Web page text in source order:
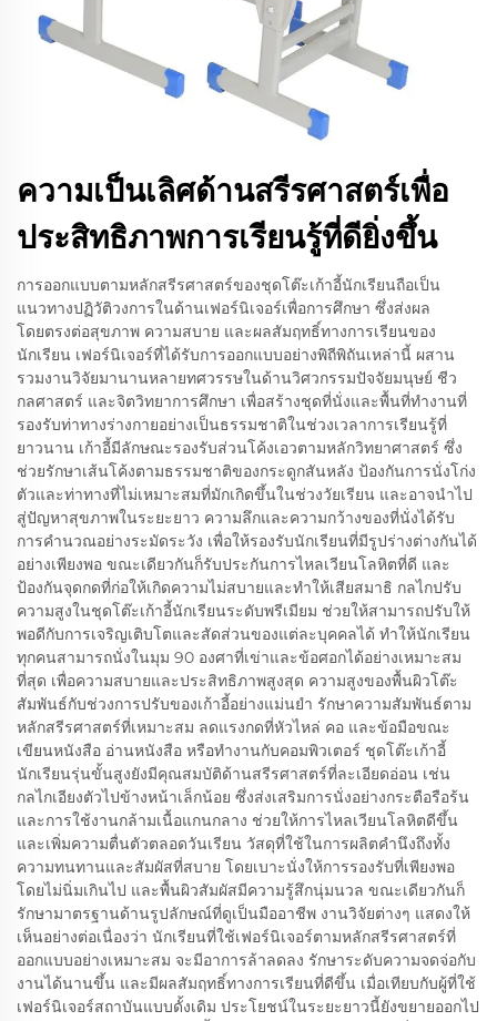
ความเป็นเลิศด้านสรีรศาสตร์เพื่อ
ประสิทธิภาพการเรียนรู้ที่ดียิ่งขึ้น
การออกแบบตามหลักสรีรศาสตร์ของชุดโต๊ะเก้าอี้นักเรียนถือเป็น
แนวทางปฏิวัติวงการในด้านเฟอร์นิเจอร์เพื่อการศึกษา ซึ่งส่งผล
โดยตรงต่อสุขภาพ ความสบาย และผลสัมฤทธิ์ทางการเรียนของ
นักเรียน เฟอร์นิเจอร์ที่ได้รับการออกแบบอย่างพิถีพิถันเหล่านี้ ผสาน
รวมงานวิจัยมานานหลายทศวรรษในด้านวิศวกรรมปัจจัยมนุษย์ ชีว
กลศาสตร์ และจิตวิทยาการศึกษา เพื่อสร้างชุดที่นั่งและพื้นที่ทำงานที่
รองรับท่าทางร่างกายอย่างเป็นธรรมชาติในช่วงเวลาการเรียนรู้ที่
ยาวนาน เก้าอี้มีลักษณะรองรับส่วนโค้งเอวตามหลักวิทยาศาสตร์ ซึ่ง
ช่วยรักษาเส้นโค้งตามธรรมชาติของกระดูกสันหลัง ป้องกันการนั่งโก่ง
ตัวและท่าทางที่ไม่เหมาะสมที่มักเกิดขึ้นในช่วงวัยเรียน และอาจนำไป
สู่ปัญหาสุขภาพในระยะยาว ความลึกและความกว้างของที่นั่งได้รับ
การคำนวณอย่างระมัดระวัง เพื่อให้รองรับนักเรียนที่มีรูปร่างต่างกันได้
อย่างเพียงพอ ขณะเดียวกันก็รับประกันการไหลเวียนโลหิตที่ดี และ
ป้องกันจุดกดที่ก่อให้เกิดความไม่สบายและทำให้เสียสมาธิ กลไกปรับ
ความสูงในชุดโต๊ะเก้าอี้นักเรียนระดับพรีเมียม ช่วยให้สามารถปรับให้
พอดีกับการเจริญเติบโตและสัดส่วนของแต่ละบุคคลได้ ทำให้นักเรียน
ทุกคนสามารถนั่งในมุม 90 องศาที่เข่าและข้อศอกได้อย่างเหมาะสม
ที่สุด เพื่อความสบายและประสิทธิภาพสูงสุด ความสูงของพื้นผิวโต๊ะ
สัมพันธ์กับช่วงการปรับของเก้าอี้อย่างแม่นยำ รักษาความสัมพันธ์ตาม
หลักสรีรศาสตร์ที่เหมาะสม ลดแรงกดที่หัวไหล่ คอ และข้อมือขณะ
เขียนหนังสือ อ่านหนังสือ หรือทำงานกับคอมพิวเตอร์ ชุดโต๊ะเก้าอี้
นักเรียนรุ่นขั้นสูงยังมีคุณสมบัติด้านสรีรศาสตร์ที่ละเอียดอ่อน เช่น
กลไกเอียงตัวไปข้างหน้าเล็กน้อย ซึ่งส่งเสริมการนั่งอย่างกระตือรือร้น
และการใช้งานกล้ามเนื้อแกนกลาง ช่วยให้การไหลเวียนโลหิตดีขึ้น
และเพิ่มความตื่นตัวตลอดวันเรียน วัสดุที่ใช้ในการผลิตคำนึงถึงทั้ง
ความทนทานและสัมผัสที่สบาย โดยเบาะนั่งให้การรองรับที่เพียงพอ
โดยไม่นิ่มเกินไป และพื้นผิวสัมผัสมีความรู้สึกนุ่มนวล ขณะเดียวกันก็
รักษามาตรฐานด้านรูปลักษณ์ที่ดูเป็นมืออาชีพ งานวิจัยต่างๆ แสดงให้
เห็นอย่างต่อเนื่องว่า นักเรียนที่ใช้เฟอร์นิเจอร์ตามหลักสรีรศาสตร์ที่
ออกแบบอย่างเหมาะสม จะมีอาการล้าลดลง รักษาระดับความจดจ่อกับ
งานได้นานขึ้น และมีผลสัมฤทธิ์ทางการเรียนที่ดีขึ้น เมื่อเทียบกับผู้ที่ใช้
เฟอร์นิเจอร์สถาบันแบบดั้งเดิม ประโยชน์ในระยะยาวนี้ยังขยายออกไป